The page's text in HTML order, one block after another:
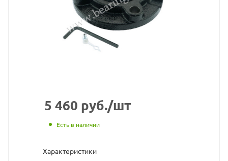
с
5 460 руб./шт
Есть в наличии
Характеристики